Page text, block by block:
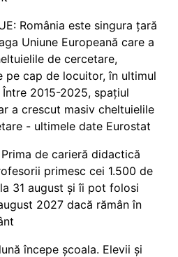
România este singura țară
Uniune Europeană care a
de cercetare,
pe cap de locuitor, în ultimul
Între 2015-2025, spațiul
a crescut masiv cheltuielile
- ultimele date Eurostat
Prima de carieră didactică
primesc cei 1.500 de
31 august și îi pot folosi
2027 dacă rămân în
începe școala. Elevii și